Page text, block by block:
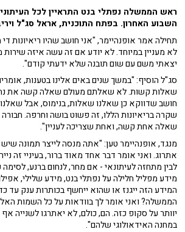
ראש הממשלה נפתלי בנט התראיין לכל
השבוע האחרון. בפתח התוכנית, אראל סג"ל
תחילה אמר אופנהיימר, "אני חושב שהיו ריאיונות
לא מעניין במיוחד. לא יודע אם זה עשה איזה שירות
יצאתי משם עם שום תובנה שלא ידעתי קודם".
סג"ל הוסיף: "במשך שנים באים אלינו בטענות,
שאלות קשות. לא שאלתם מעולם שאלה קשה את
חושב שדווקא כן שאלנו שאלות, בנימוס, אבל
שקרה בריאיונות הללו, זה פשוט בושה וחרפה.
שאלה אחת קשה, ואחת שצריכה לעניין".
מנגד, אופנהיימר טען: "אתה מנסה לייצר תמונה
אתרוג. ואני אומר דבר אחד מאוד ברור, בעיניי זה
לבין מתחזה לעיתונאי - אם מחר, לנחום ברנע, לסימה
מידע מפליל חלילה על נפתלי בנט, מידע שלילי,
המידע הזה ייגנז או שהוא ייחשף בכותרות ענק עד
הממשלה? ואני אומר לך בוודאות על כל השמות
יוותר על סקופ כזה. הם, כולם, לא יאתרגו לשנייה
במחנה האידאולוגי שלהם".